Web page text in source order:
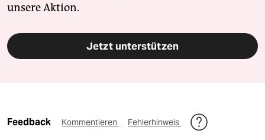
unsere Aktion.
Jetzt unterstützen
Feedback Kommentieren Fehlerhinweis